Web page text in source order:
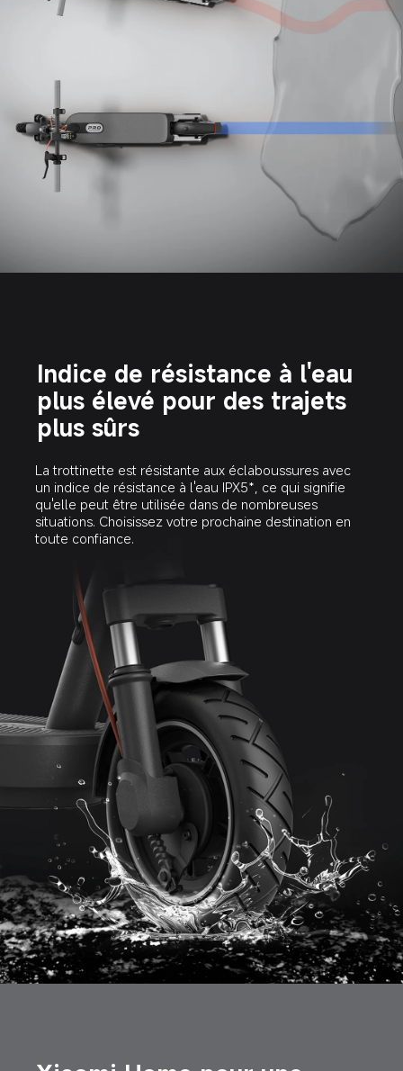
Indice de résistance à l'eau
plus élevé pour des trajets
plus sûrs
La trottinette est résistante aux éclaboussures avec
un indice de résistance à l'eau IPX5*, ce qui signifie
qu'elle peut être utilisée dans de nombreuses
situations. Choisissez votre prochaine destination en
toute confiance.